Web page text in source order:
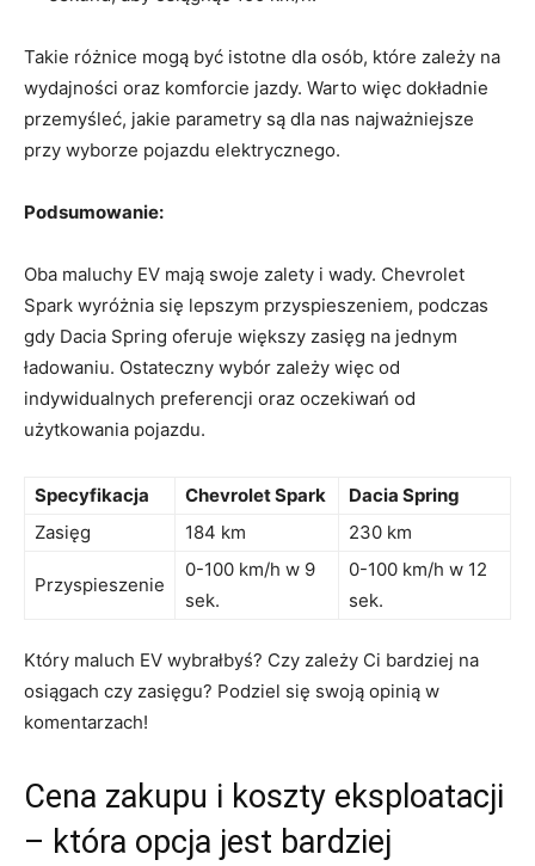
Takie różnice mogą być ​istotne dla osób, które zależy na
⁤wydajności ⁢oraz komforcie jazdy. ⁤Warto więc dokładnie
przemyśleć, jakie parametry są dla nas najważniejsze
przy wyborze‍ pojazdu elektrycznego.
Podsumowanie:
Oba maluchy EV‌ mają‌ swoje zalety ⁤i wady. Chevrolet
⁤Spark wyróżnia się​ lepszym przyspieszeniem, podczas
gdy ⁣Dacia Spring oferuje ‌większy zasięg⁣ na jednym
ładowaniu. Ostateczny wybór zależy więc‌ od ​
indywidualnych preferencji oraz oczekiwań od
użytkowania pojazdu.
Specyfikacja Chevrolet‍ Spark
Dacia Spring
Zasięg
184⁣ km 230 ‌km
Przyspieszenie
0-100 km/h w 9
sek.
0-100 km/h ‍w 12
‌sek.
Który maluch EV wybrałbyś? Czy zależy Ci bardziej‌ na
osiągach czy zasięgu?‌ Podziel się swoją‌ opinią⁢ w
komentarzach!
Cena zakupu​ i⁢ koszty eksploatacji⁢
–⁣ która ‍opcja jest⁤ bardziej